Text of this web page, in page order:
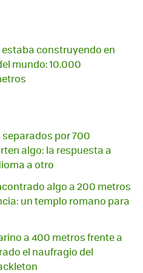
construyendo en
mundo: 10.000
por 700
algo: la respuesta a
a otro
algo a 200 metros
un templo romano para
a 400 metros frente a
el naufragio del